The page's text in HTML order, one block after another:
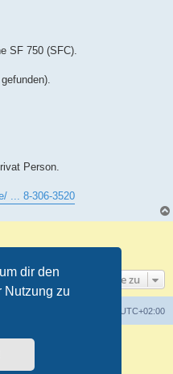
dir den
Nutzung zu
SF 750 (SFC).
Person.
... 8-306-3520
Gehe zu
UTC+02:00
© phpBB Limited
durch
WireSys